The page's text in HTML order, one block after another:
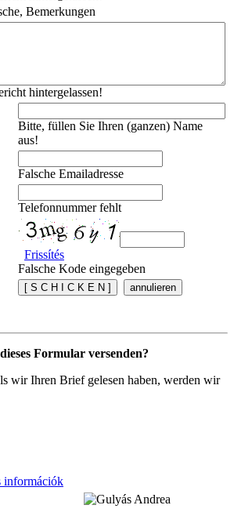
Bemerkungen
hintergelassen!
Bitte, füllen Sie Ihren (ganzen) Name
aus!
Falsche Emailadresse
Telefonnummer fehlt
Frissítés
Falsche Kode eingegeben
Formular versenden?
wir Ihren Brief gelesen haben, werden wir
információk